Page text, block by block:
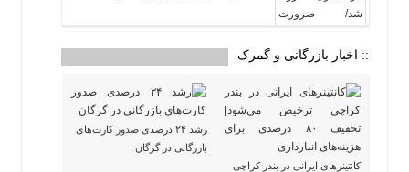
:: اخبار بازرگانی و گمرک
کانتینرهای ایرانی در بندر کراچی
رشد ۲۴ درصدی صدور کارت‌های
بازرگانی در گرگان